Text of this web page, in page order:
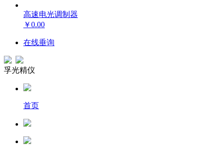
高速电光调制器
￥0.00
在线垂询
孚光精仪
首页